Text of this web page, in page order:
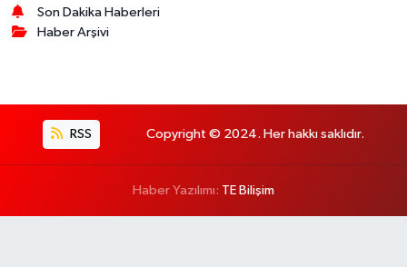
Son Dakika Haberleri
Haber Arşivi
RSS Copyright © 2024. Her hakkı saklıdır.
Haber Yazılımı: TE Bilişim